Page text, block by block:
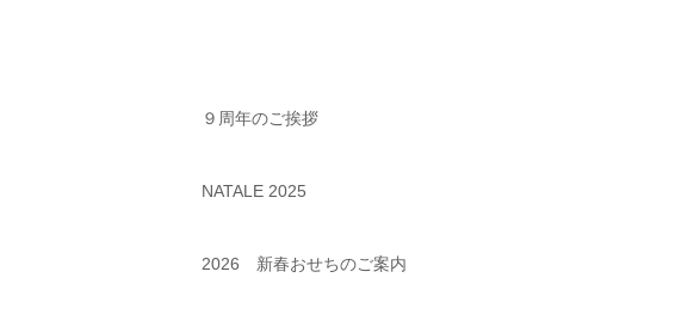
９周年のご挨拶
NATALE 2025
2026 新春おせちのご案内